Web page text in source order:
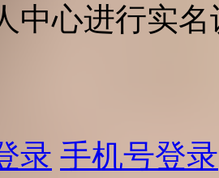
中心进行实名
录 手机号登录